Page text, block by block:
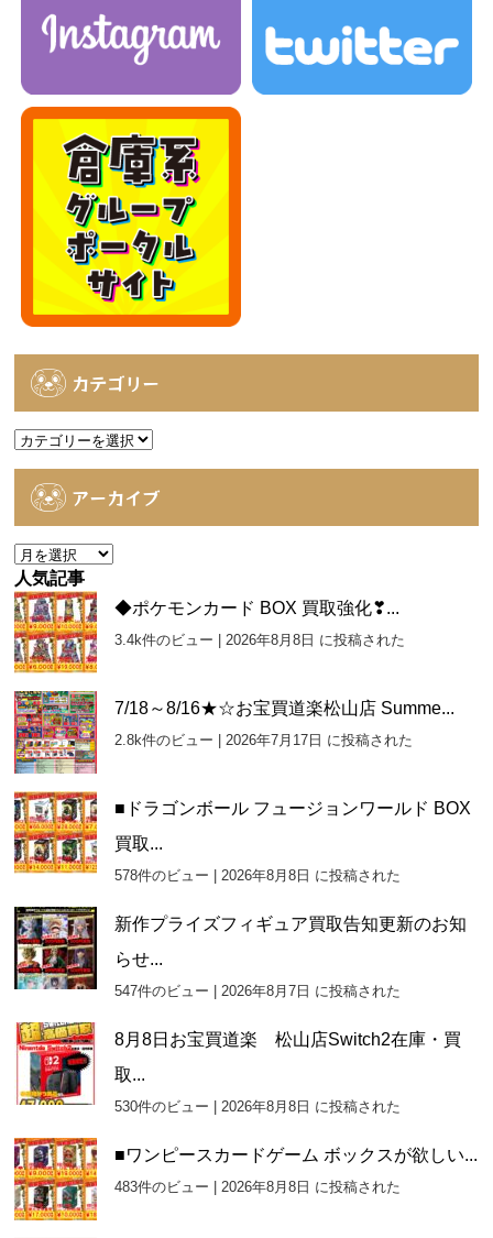
カテゴリー
カ
アーカイブ
ア
ー
カ
イ
ブ
人気記事
◆ポケモンカード BOX 買取強化❣...
3.4k件のビュー |2026年8月8日 に投稿された
7/18～8/16★☆お宝買道楽松山店 Summe...
2.8k件のビュー |2026年7月17日 に投稿された
■ドラゴンボール フュージョンワールド BOX
買取...
578件のビュー |2026年8月8日 に投稿された
新作プライズフィギュア買取告知更新のお知
らせ...
547件のビュー |2026年8月7日 に投稿された
8月8日お宝買道楽 松山店Switch2在庫・買
取...
530件のビュー |2026年8月8日 に投稿された
■ワンピースカードゲーム ボックスが欲しい...
483件のビュー |2026年8月8日 に投稿された